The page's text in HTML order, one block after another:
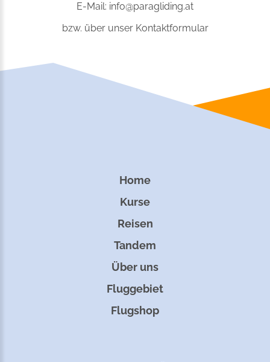
E-Mail: info@paragliding.at
bzw. über unser Kontaktformular
Home
Kurse
Reisen
Tandem
Über uns
Fluggebiet
Flugshop